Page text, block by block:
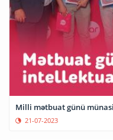
Milli mətbuat günü
21-07-2023